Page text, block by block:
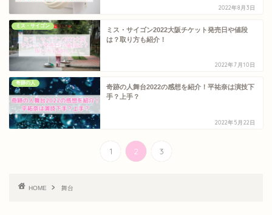
2022年8月3日
ミス・サイゴン
ミス・サイゴン2022大阪チケット発売日や値段
は？取り方も紹介！
2022年7月10日
奇跡の人
奇跡の人舞台2022の感想を紹介！平祐奈は演技下
手？上手？
2022年5月22日
1 2 3
HOME 舞台